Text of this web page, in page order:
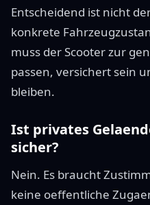
Entscheidend ist nicht
konkrete
muss der Scooter zur
passen, versichert sein
bleiben.
Ist privates
sicher?
Nein. Es braucht
keine oeffentliche